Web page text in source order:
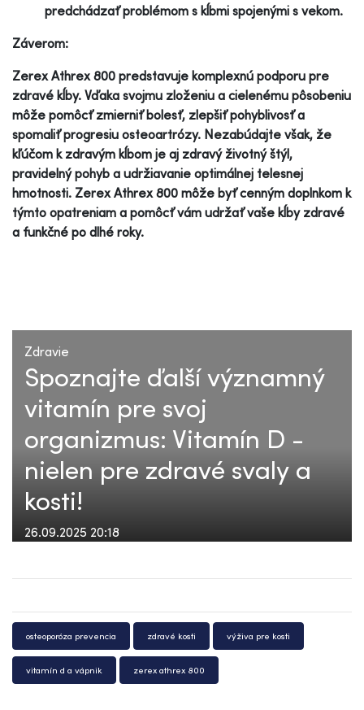
predchádzať problémom s kĺbmi spojenými s vekom.
Záverom:
Zerex Athrex 800 predstavuje komplexnú podporu pre
zdravé kĺby. Vďaka svojmu zloženiu a cielenému pôsobeniu
môže pomôcť zmierniť bolesť, zlepšiť pohyblivosť a
spomaliť progresiu osteoartrózy. Nezabúdajte však, že
kľúčom k zdravým kĺbom je aj zdravý životný štýl,
pravidelný pohyb a udržiavanie optimálnej telesnej
hmotnosti. Zerex Athrex 800 môže byť cenným doplnkom k
týmto opatreniam a pomôcť vám udržať vaše kĺby zdravé
a funkčné po dlhé roky.
Zdravie
Spoznajte ďalší významný
vitamín pre svoj
organizmus: Vitamín D -
nielen pre zdravé svaly a
kosti!
26.09.2025 20:18
osteoporóza prevencia zdravé kosti výživa pre kosti
vitamín d a vápnik zerex athrex 800